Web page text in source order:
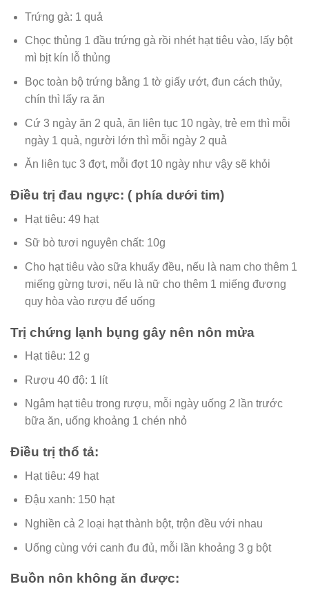
Trứng gà: 1 quả
Chọc thủng 1 đầu trứng gà rồi nhét hạt tiêu vào, lấy bột
mì bịt kín lỗ thủng
Bọc toàn bộ trứng bằng 1 tờ giấy ướt, đun cách thủy,
chín thì lấy ra ăn
Cứ 3 ngày ăn 2 quả, ăn liên tục 10 ngày, trẻ em thì mỗi
ngày 1 quả, người lớn thì mỗi ngày 2 quả
Ăn liên tục 3 đợt, mỗi đợt 10 ngày như vậy sẽ khỏi
Điều trị đau ngực: ( phía dưới tim)
Hạt tiêu: 49 hạt
Sữ bò tươi nguyên chất: 10g
Cho hạt tiêu vào sữa khuấy đều, nếu là nam cho thêm 1
miếng gừng tươi, nếu là nữ cho thêm 1 miếng đương
quy hòa vào rượu để uống
Trị chứng lạnh bụng gây nên nôn mửa
Hạt tiêu: 12 g
Rượu 40 độ: 1 lít
Ngâm hạt tiêu trong rượu, mỗi ngày uống 2 lần trước
bữa ăn, uống khoảng 1 chén nhỏ
Điều trị thổ tả:
Hạt tiêu: 49 hạt
Đậu xanh: 150 hạt
Nghiền cả 2 loại hạt thành bột, trộn đều với nhau
Uống cùng với canh đu đủ, mỗi lần khoảng 3 g bột
Buồn nôn không ăn được: